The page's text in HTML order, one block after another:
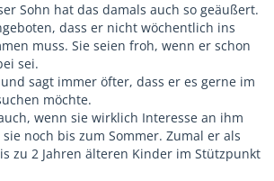
Sohn hat das damals auch so geäußert.
dass er nicht wöchentlich ins
muss. Sie seien froh, wenn er schon
sei.
sagt immer öfter, dass er es gerne im
möchte.
wenn sie wirklich Interesse an ihm
noch bis zum Sommer. Zumal er als
zu 2 Jahren älteren Kinder im Stützpunkt